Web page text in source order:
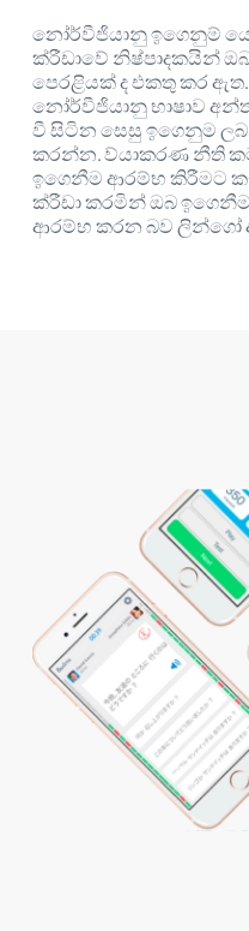
නෝර්වීජියානු ඉගෙනුම්
ක්රීඩාවේ නිෂ්පාදකයින්
පෙරළියක් ද එකතු කර ඇත.
නෝර්වීජියානු භාෂාව
වී සිටින සෙසු ඉගෙනුම
කරන්න. ව්යාකරණ නීති
ඉගෙනීම ආරම්භ කිරීමට
ක්රීඩා කරමින් ඔබ
ආරම්භ කරන බව ලින්ගෝ